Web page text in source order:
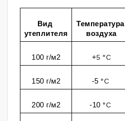
Вид
утеплителя
Температура
воздуха
100 г/м2 +5 °C
150 г/м2 -5 °C
200 г/м2 -10 °C